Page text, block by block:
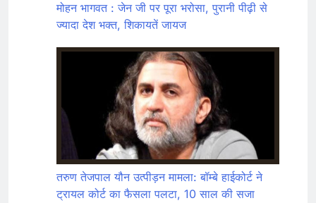
मोहन भागवत : जेन जी पर पूरा भरोसा, पुरानी पीढ़ी से
ज्यादा देश भक्त, शिकायतें जायज
तरुण तेजपाल यौन उत्पीड़न मामला: बॉम्बे हाईकोर्ट ने
ट्रायल कोर्ट का फैसला पलटा, 10 साल की सजा